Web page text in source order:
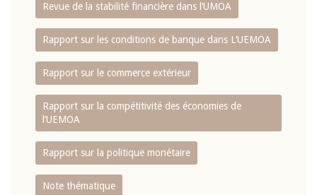
Revue de la stabilité financière dans l‘UMOA
Rapport sur les conditions de banque dans L‘UEMOA
Rapport sur le commerce extérieur
Rapport sur la compétitivité des économies de
l‘UEMOA
Rapport sur la politique monétaire
Note thématique